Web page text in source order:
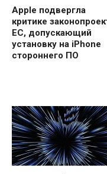
Apple подвергла
критике
ЕС, допускающий
установку на iPhone
стороннего ПО